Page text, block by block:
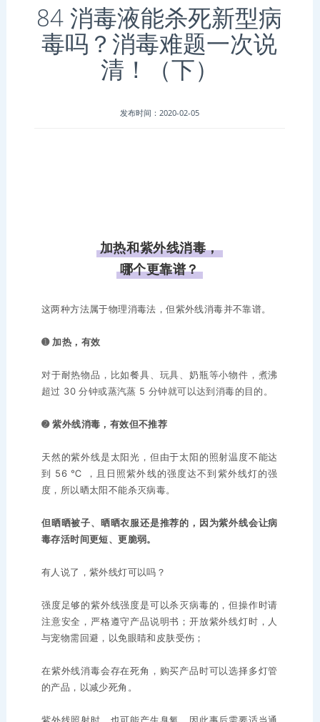
84 消毒液能杀死新型病
毒吗？消毒难题一次说
清！（下）
发布时间：2020-02-05
加热和紫外线消毒，
哪个更靠谱？
这两种方法属于物理消毒法，但紫外线消毒并不靠谱。
➊ 加热，有效
对于耐热物品，比如餐具、玩具、奶瓶等小物件，煮沸
超过 30 分钟或蒸汽蒸 5 分钟就可以达到消毒的目的。
➋紫外线消毒，有效但不推荐
天然的紫外线是太阳光，但由于太阳的照射温度不能达
到 56 ℃ ，且日照紫外线的强度达不到紫外线灯的强
度，所以晒太阳不能杀灭病毒。
但晒晒被子、晒晒衣服还是推荐的，因为紫外线会让病
毒存活时间更短、更脆弱。
有人说了，紫外线灯可以吗？
强度足够的紫外线强度是可以杀灭病毒的，但操作时请
注意安全，严格遵守产品说明书；开放紫外线灯时，人
与宠物需回避，以免眼睛和皮肤受伤；
在紫外线消毒会存在死角，购买产品时可以选择多灯管
的产品，以减少死角。